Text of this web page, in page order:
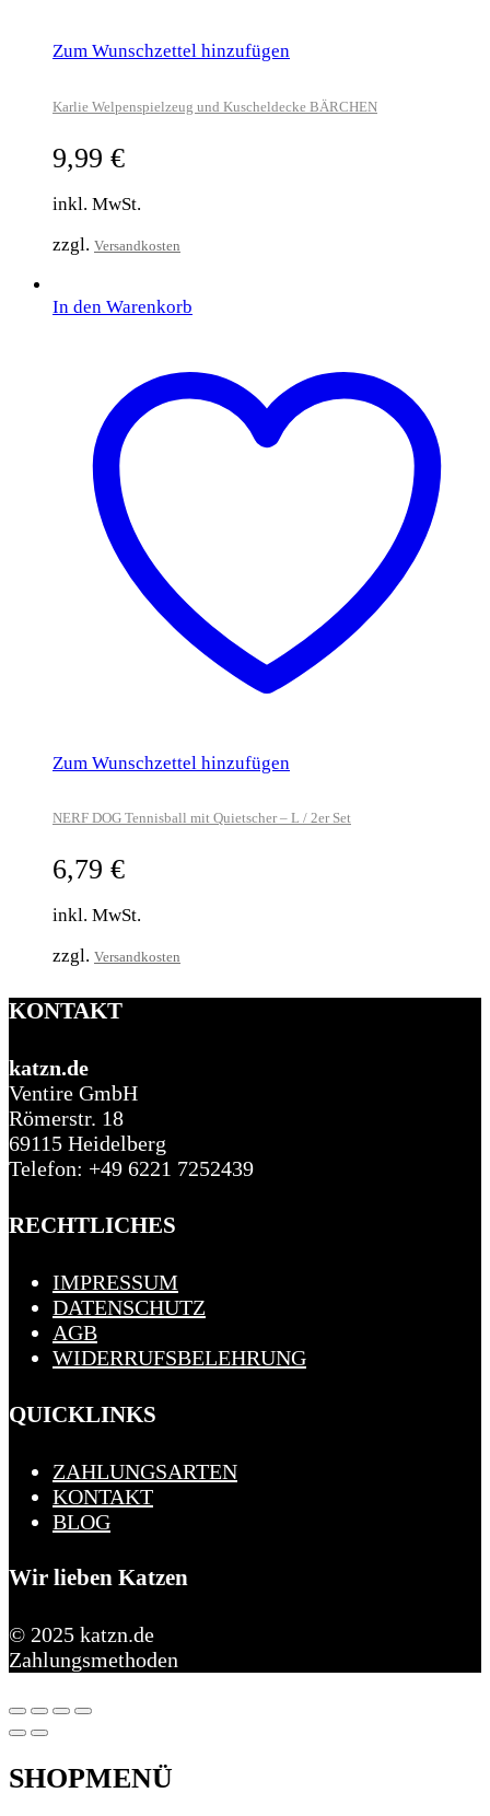
Zum Wunschzettel hinzufügen
Karlie Welpenspielzeug und Kuscheldecke BÄRCHEN
9,99 €
inkl. MwSt.
zzgl. Versandkosten
In den Warenkorb
Zum Wunschzettel hinzufügen
NERF DOG Tennisball mit Quietscher – L / 2er Set
6,79 €
inkl. MwSt.
zzgl. Versandkosten
KONTAKT
katzn.de
Ventire GmbH
Römerstr. 18
69115 Heidelberg
Telefon: +49 6221 7252439
RECHTLICHES
IMPRESSUM
DATENSCHUTZ
AGB
WIDERRUFSBELEHRUNG
QUICKLINKS
ZAHLUNGSARTEN
KONTAKT
BLOG
Wir lieben Katzen
© 2025 katzn.de
Zahlungsmethoden
SHOPMENÜ